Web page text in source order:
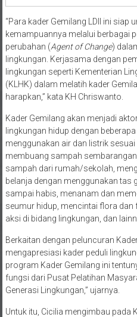
“Para kader Gemilang LDII ini siap
kemampuannya melalui berbagai
perubahan (Agent of Change)
lingkungan. Kerjasama dengan
lingkungan seperti Kementerian
(KLHK) dalam melatih kader
harapkan,” kata KH Chriswanto.
Kader Gemilang akan menjadi
lingkungan hidup dengan
menggunakan air dan listrik
membuang sampah
sampah dari rumah/sekolah,
belanja dengan menggunakan tas
sampai habis, menanam dan
seumur hidup, mencintai flora dan
aksi di bidang lingkungan, dan
Berkaitan dengan peluncuran
mengapresiasi kader peduli
program Kader Gemilang ini
fungsi dari Pusat Pelatihan
Generasi Lingkungan,” ujarnya.
Untuk itu, Cicilia mengimbau pada